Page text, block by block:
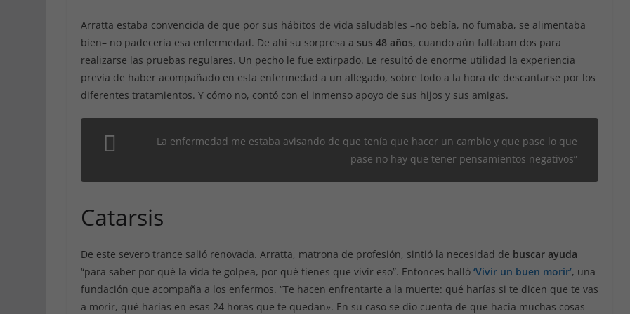
Arratta estaba convencida de que por sus hábitos de vida saludables –no bebía, no fumaba, se alimentaba
bien– no padecería esa enfermedad. De ahí su sorpresa a sus 48 años, cuando aún faltaban dos para
realizarse las pruebas regulares. Un pecho le fue extirpado. Le resultó de enorme utilidad la experiencia
previa de haber acompañado en esta enfermedad a un allegado, sobre todo a la hora de descantarse por los
diferentes tratamientos. Y cómo no, contó con el inmenso apoyo de sus hijos y sus amigas.
La enfermedad me estaba avisando de que tenía que hacer un cambio y que pase lo que
pase no hay que tener pensamientos negativos”
Catarsis
De este severo trance salió renovada. Arratta, matrona de profesión, sintió la necesidad de buscar ayuda
“para saber por qué la vida te golpea, por qué tienes que vivir eso”. Entonces halló ‘Vivir un buen morir’, una
fundación que acompaña a los enfermos. “Te hacen enfrentarte a la muerte: qué harías si te dicen que te vas
a morir, qué harías en esas 24 horas que te quedan». En su caso se dio cuenta de que hacía muchas cosas